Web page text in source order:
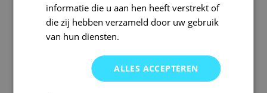
informatie die u aan hen heeft verstrekt of
die zij hebben verzameld door uw gebruik
van hun diensten.
ALLES ACCEPTEREN